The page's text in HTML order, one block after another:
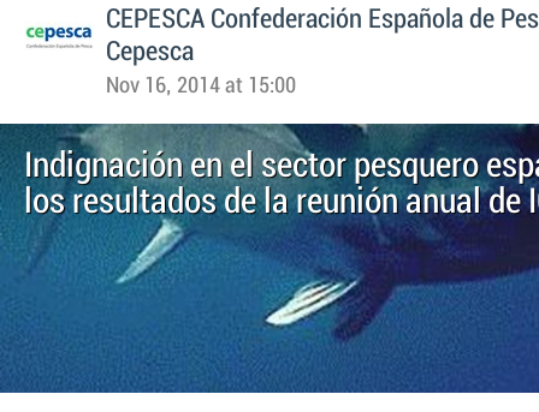
CEPESCA Confederación Española de
Cepesca
Nov 16, 2014 at 15:00
Indignación en el sector pesquero
los resultados de la reunión anual de